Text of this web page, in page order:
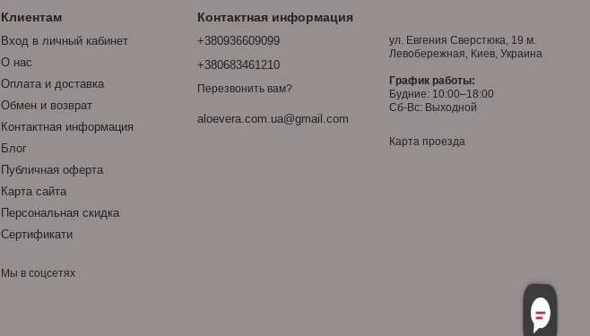
Клиентам
Вход в личный кабинет
О нас
Оплата и доставка
Обмен и возврат
Контактная информация
Блог
Публичная оферта
Карта сайта
Персональная скидка
Сертификати
Мы в соцсетях
Контактная информация
+380936609099
+380683461210
Перезвонить вам?
aloevera.com.ua@gmail.com
ул. Евгения Сверстюка, 19 м.
Левобережная, Киев, Украина
График работы:
Будние: 10:00–18:00
Сб-Вс: Выходной
Карта проезда
Безкоштовна